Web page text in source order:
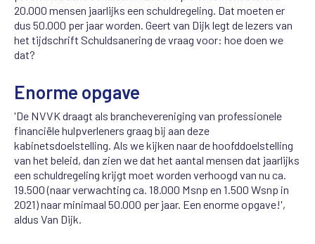
20.000 mensen jaarlijks een schuldregeling. Dat moeten er
dus 50.000 per jaar worden. Geert van Dijk legt de lezers van
het tijdschrift Schuldsanering de vraag voor: hoe doen we
dat?
Enorme opgave
'De NVVK draagt als branchevereniging van professionele
financiële hulpverleners graag bij aan deze
kabinetsdoelstelling. Als we kijken naar de hoofddoelstelling
van het beleid, dan zien we dat het aantal mensen dat jaarlijks
een schuldregeling krijgt moet worden verhoogd van nu ca.
19.500 (naar verwachting ca. 18.000 Msnp en 1.500 Wsnp in
2021) naar minimaal 50.000 per jaar. Een enorme opgave!',
aldus Van Dijk.